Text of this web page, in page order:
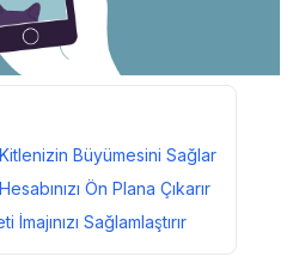
Büyümesini Sağlar
Ön Plana Çıkarır
Sağlamlaştırır